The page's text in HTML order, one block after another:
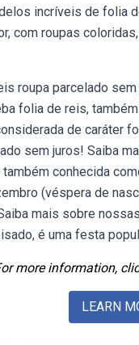
incríveis de folia
roupas
roupa parcelado
folia de reis,
de caráter
sem juros! Saiba
conhecida
(véspera de
mais sobre
é uma festa
more information,
LEARN